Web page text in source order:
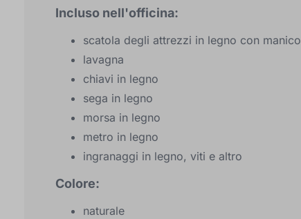
Incluso nell'officina:
scatola degli attrezzi in legno con manico
lavagna
chiavi in legno
sega in legno
morsa in legno
metro in legno
ingranaggi in legno, viti e altro
Colore:
naturale